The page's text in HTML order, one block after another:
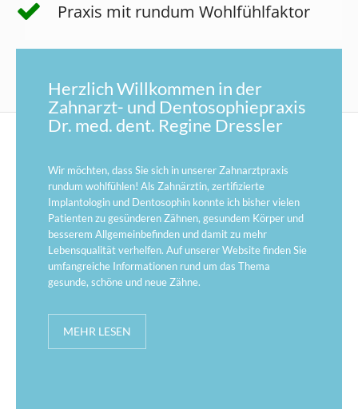
Praxis mit rundum Wohlfühlfaktor
Herzlich Willkommen in der
Zahnarzt- und Dentosophiepraxis
Dr. med. dent. Regine Dressler
Wir möchten, dass Sie sich in unserer Zahnarztpraxis
rundum wohlfühlen! Als Zahnärztin, zertifizierte
Implantologin und Dentosophin konnte ich bisher vielen
Patienten zu gesünderen Zähnen, gesundem Körper und
besserem Allgemeinbefinden und damit zu mehr
Lebensqualität verhelfen. Auf unserer Website finden Sie
umfangreiche Informationen rund um das Thema
gesunde, schöne und neue Zähne.
MEHR LESEN